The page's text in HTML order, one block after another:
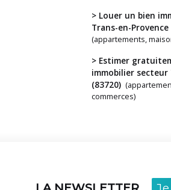
> Louer un bien
Trans-en-Provence
(appartements,
> Estimer
immobilier secteur
(83720)
commerces)